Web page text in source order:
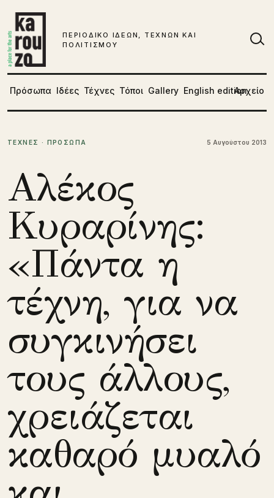
ΠΕΡΙΟΔΙΚΟ ΙΔΕΩΝ, ΤΕΧΝΩΝ ΚΑΙ
ΠΟΛΙΤΙΣΜΟΥ
Πρόσωπα Ιδέες Τέχνες Τόποι Gallery English editionΑρχείο
ΤΕΧΝΕΣ · ΠΡΟΣΩΠΑ 5 Αυγούστου 2013
Αλέκος
Κυραρίνης:
«Πάντα η
τέχνη, για να
συγκινήσει
τους άλλους,
χρειάζεται
καθαρό μυαλό